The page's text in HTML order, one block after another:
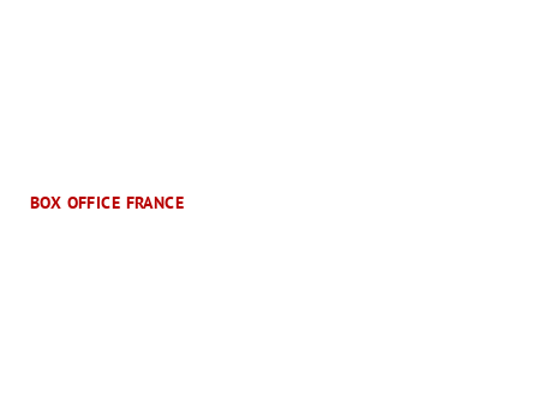
BOX OFFICE FRANCE